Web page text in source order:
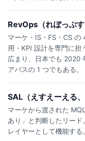
RevOps（れぼっぷ
マーケ・IS・FS・CS の
用・KPI 設計を専門に
広まり、日本でも 2020
アパスの 1 つでもある。
SAL（えすえーえる
マーケから渡された
あり」と判断したリー
レイヤーとして機能する。